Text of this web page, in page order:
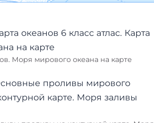
Моря мирового океана на карте